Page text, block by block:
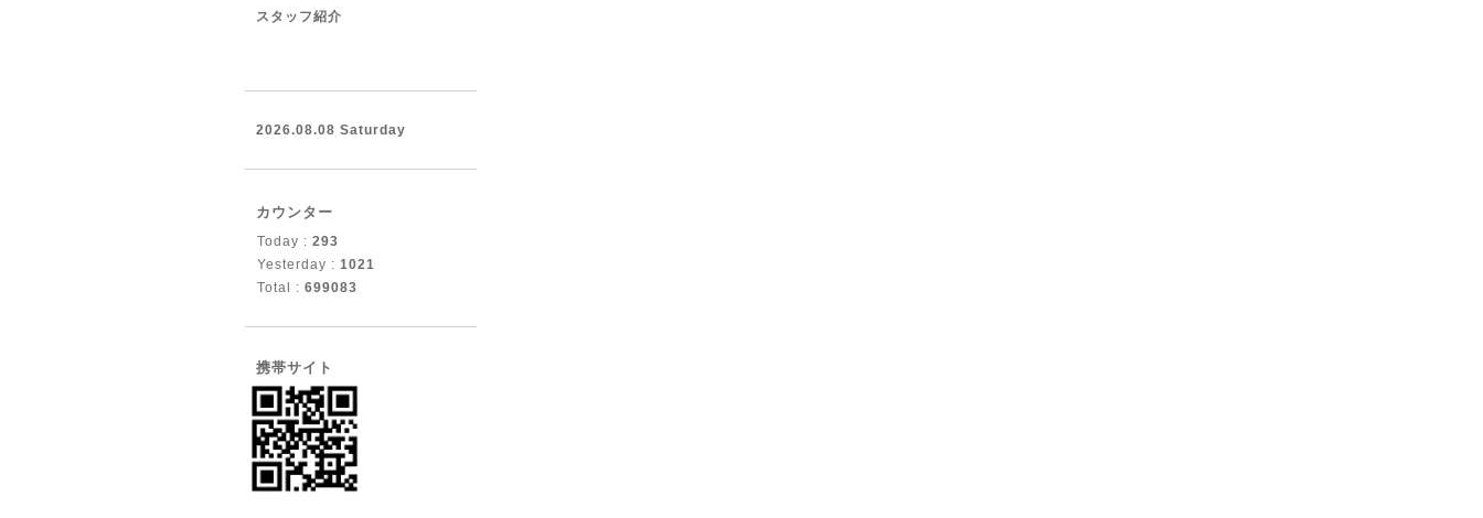
スタッフ紹介
2026.08.08 Saturday
カウンター
Today : 293
Yesterday : 1021
Total : 699083
携帯サイト